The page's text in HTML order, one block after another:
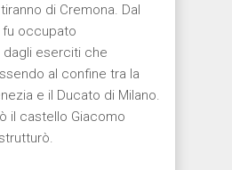
di Cremona. Dal
fu occupato
dagli eserciti che
al confine tra la
e il Ducato di Milano.
il castello Giacomo